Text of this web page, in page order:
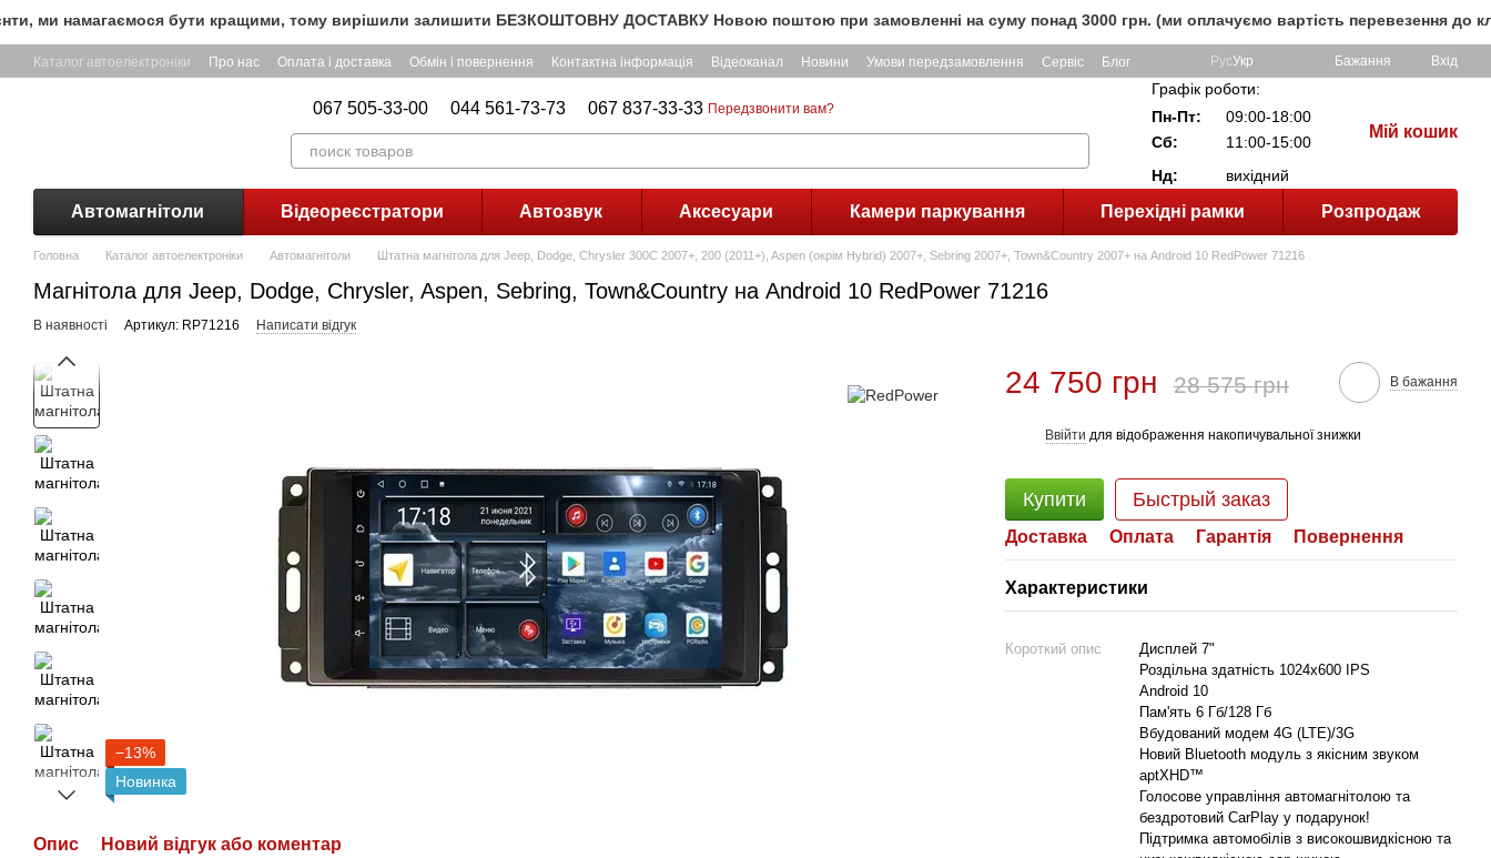
Перейти до основного контенту
ми намагаємося бути кращими, тому вирішили залишити БЕЗКОШТОВНУ ДОСТАВКУ Новою поштою при замовленні на суму понад 3000 грн. (ми оплачуємо вартість перевезення до
Каталог автоелектроніки Про нас Оплата і доставка Обмін і повернення Контактна інформація Відеоканал Новини Умови передзамовлення Сервіс Блог РусУкр Бажання Вхід
067 505-33-00 044 561-73-73 067 837-33-33 Передзвонити вам?
Графік роботи:
Пн-Пт:
09:00-18:00
Сб:
11:00-15:00
Нд:
вихідний
Мій кошик
Автомагнітоли Відеореєстратори Автозвук Аксесуари Камери паркування Перехідні рамки Розпродаж
Головна Каталог автоелектроніки Автомагнітоли Штатна магнітола для Jeep, Dodge, Chrysler 300C 2007+, 200 (2011+), Aspen (окрім Hybrid) 2007+, Sebring 2007+, Town&Country 2007+ на Android 10 RedPower 71216
Магнітола для Jeep, Dodge, Chrysler, Aspen, Sebring, Town&Country на Android 10 RedPower 71216
В наявності Артикул: RP71216 Написати відгук
−13%
Новинка
Опис Новий відгук або коментар
24 750 грн 28 575 грн В бажання
Ввійти для відображення накопичувальної знижки
Купити Быстрый заказ
Доставка Оплата Гарантія Повернення
Характеристики
Короткий опис
Дисплей 7"
Роздільна здатність 1024x600 IPS
Android 10
Пам'ять 6 Гб/128 Гб
Вбудований модем 4G (LTE)/3G
Новий Bluetooth модуль з якісним звуком
aptXHD™
Голосове управління автомагнітолою та
бездротовий CarPlay у подарунок!
Підтримка автомобілів з високошвидкісною та